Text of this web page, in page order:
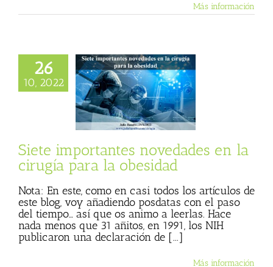
Más información
26
10, 2022
importantes
en la cirugía
Siete importantes novedades en la
cirugía para la obesidad
Nota: En este, como en casi todos los artículos de
este blog, voy añadiendo posdatas con el paso
del tiempo… así que os animo a leerlas. Hace
nada menos que 31 añitos, en 1991, los NIH
publicaron una declaración de [...]
Más información